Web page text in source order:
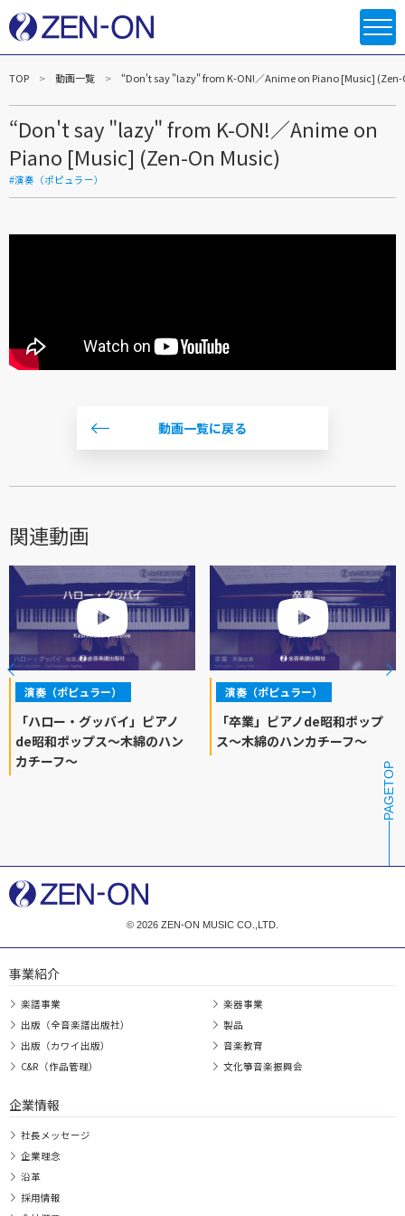
TOP 動画一覧 “Don't say "lazy" from K-ON!／Anime on Piano [Music]
“Don't say "lazy" from K-ON!／Anime on
Piano [Music] (Zen-On Music)
#演奏（ポピュラー）
動画一覧に戻る
関連動画
演奏（ポピュラー）
「ハロー・グッバイ」ピアノ
de昭和ポップス～木綿のハン
カチーフ～
演奏（ポピュラー）
「卒業」ピアノde昭和ポップ
ス～木綿のハンカチーフ～
PAGETOP
© 2026 ZEN-ON MUSIC CO.,LTD.
事業紹介
楽譜事業
出版（全音楽譜出版社）
出版（カワイ出版）
C&R（作品管理）
楽器事業
製品
音楽教育
文化箏音楽振興会
企業情報
社長メッセージ
企業理念
沿革
採用情報